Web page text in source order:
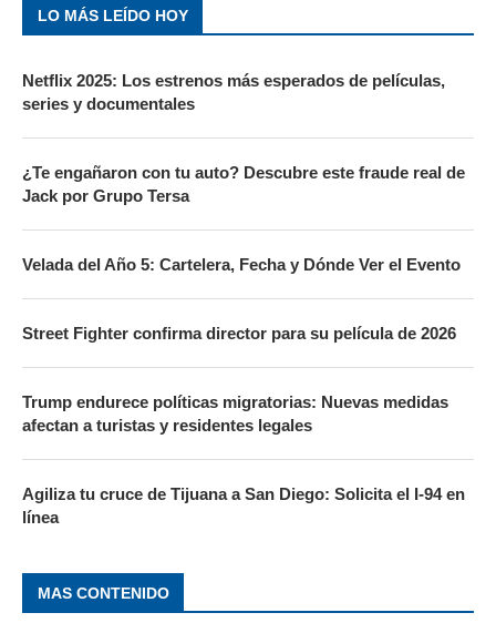
LO MÁS LEÍDO HOY
Netflix 2025: Los estrenos más esperados de películas,
series y documentales
¿Te engañaron con tu auto? Descubre este fraude real de
Jack por Grupo Tersa
Velada del Año 5: Cartelera, Fecha y Dónde Ver el Evento
Street Fighter confirma director para su película de 2026
Trump endurece políticas migratorias: Nuevas medidas
afectan a turistas y residentes legales
Agiliza tu cruce de Tijuana a San Diego: Solicita el I-94 en
línea
MAS CONTENIDO